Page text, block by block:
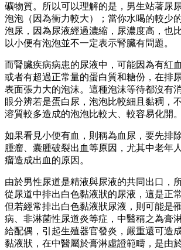
礦物質。所以可以理解的是，男生站著尿
泡泡（因為衝力較大）；當你水喝的較少
泡尿，因為尿液經過濃縮，尿濃度高，也
以小便有泡泡並不一定表示腎臟有問題。
而腎臟疾病病患的尿液中，可能因為有紅
或者有超過正常量的蛋白質和糖份，在排
表面張力大的泡沫。這種泡沫等待都沒有
眼分辨若是蛋白尿，泡泡比較細且黏稠，
溶質較多造成的泡泡比較大、較容易化開。
如果看見小便有血，則稱為血尿，要先排
腫瘤、囊腫破裂出血等原因，尤其中老年
瘤造成出血的原因。
由於男性尿道是精液與尿液的共同出口，
從尿道中排出白色黏液狀的尿液，這是正
但若經常排出白色黏液狀尿液，則可能是
病、非淋菌性尿道炎等症，中醫稱之為膏
給配偶，引起生殖器官發炎，嚴重還可造
黏液狀，在中醫屬於膏淋虛證範疇，是由